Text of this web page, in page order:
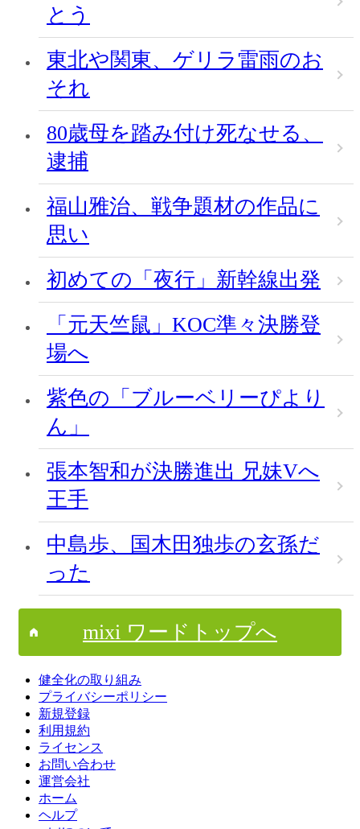
とう
東北や関東、ゲリラ雷雨のお
それ
80歳母を踏み付け死なせる、
逮捕
福山雅治、戦争題材の作品に
思い
初めての「夜行」新幹線出発
「元天竺鼠」KOC準々決勝登
場へ
紫色の「ブルーベリーぴより
ん」
張本智和が決勝進出 兄妹Vへ
王手
中島歩、国木田独歩の玄孫だ
った
mixi ワードトップへ
健全化の取り組み
プライバシーポリシー
新規登録
利用規約
ライセンス
お問い合わせ
運営会社
ホーム
ヘルプ